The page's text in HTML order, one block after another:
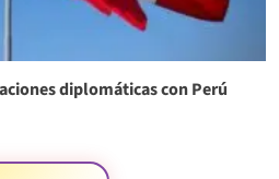
diplomáticas con Perú